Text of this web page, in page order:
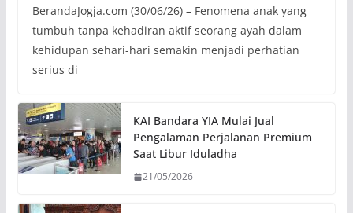
BerandaJogja.com (30/06/26) – Fenomena anak yang
tumbuh tanpa kehadiran aktif seorang ayah dalam
kehidupan sehari-hari semakin menjadi perhatian
serius di
KAI Bandara YIA Mulai Jual
Pengalaman Perjalanan Premium
Saat Libur Iduladha
21/05/2026